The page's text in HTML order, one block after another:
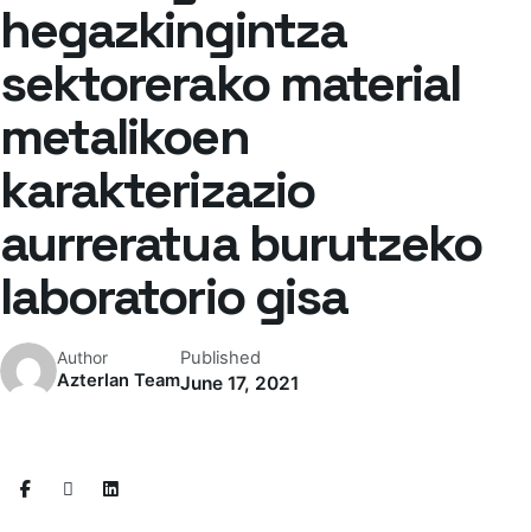
hegazkingintza
sektorerako material
metalikoen
karakterizazio
aurreratua burutzeko
laboratorio gisa
Author
Azterlan Team
Published
June 17, 2021